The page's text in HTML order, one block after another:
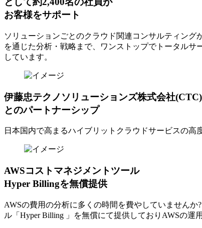
お客様をサポート
ソリューションごとのクラウド関連コンサルティング
を通じた分析・戦略まで、ワンストップでトータル
しています。
伊藤忠テクノソリューションズ株式会社(CTC)
とのパートナーシップ
日本国内で高まるハイブリットクラウドサービスの
AWSコストマネジメントツール
Hyper Billingを無償提供
AWSの費⽤の分析に多くの時間を費やしていません
ル「Hyper Billing 」を無償にて提供しておりAWSの運